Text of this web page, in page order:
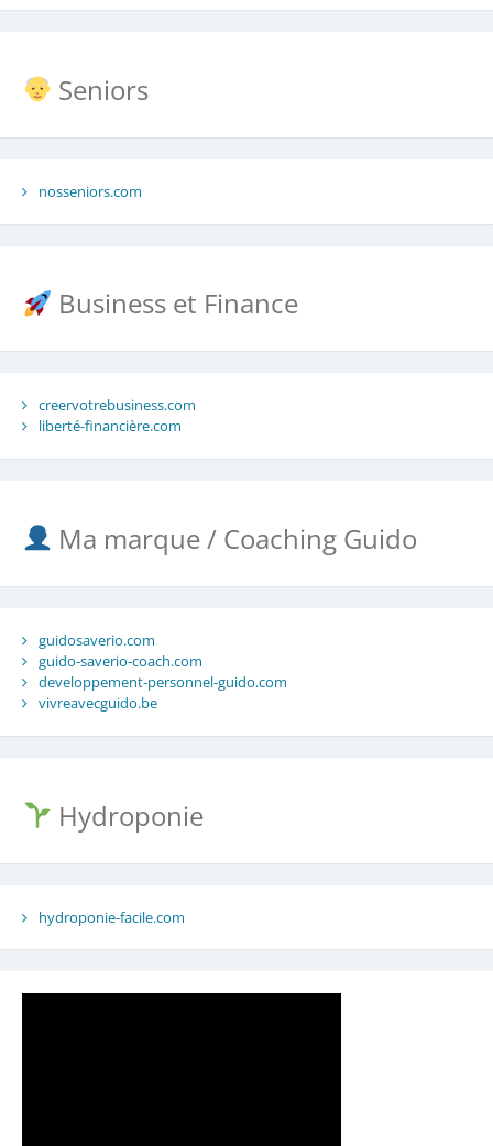
Seniors
nosseniors.com
Business et Finance
creervotrebusiness.com
liberté-financière.com
Ma marque / Coaching Guido
guidosaverio.com
guido-saverio-coach.com
developpement-personnel-guido.com
vivreavecguido.be
Hydroponie
hydroponie-facile.com